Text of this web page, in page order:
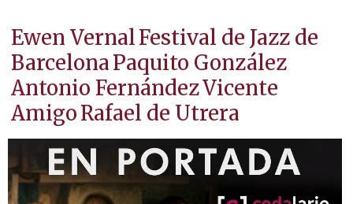
Ewen VernalFestival de Jazz de
BarcelonaPaquito González
Antonio FernándezVicente
AmigoRafael de Utrera